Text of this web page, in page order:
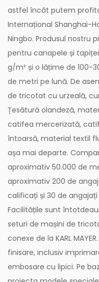
astfel încât putem
Internațional Shanghai-
Ningbo. Produsul nostru
pentru canapele și
g/m² și o lățime de 100-
de metri pe lună. De
de tricotat cu urzeală,
Țesătură olandeză,
catifea mercerizată,
întoarsă, material textil
așa mai departe.
aproximativ 50.000 de
aproximativ 200 de
calificați și 30 de
Facilitățile sunt
seturi de mașini de
conexe de la KARL
finisare, inclusiv
embosare cu lipici. Pe